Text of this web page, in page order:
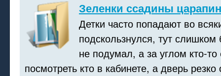
Зеленки ссадины
Детки часто попадают во
подскользнулся, тут
не подумал, а за углом кто-то
посмотреть кто в кабинете, а дверь